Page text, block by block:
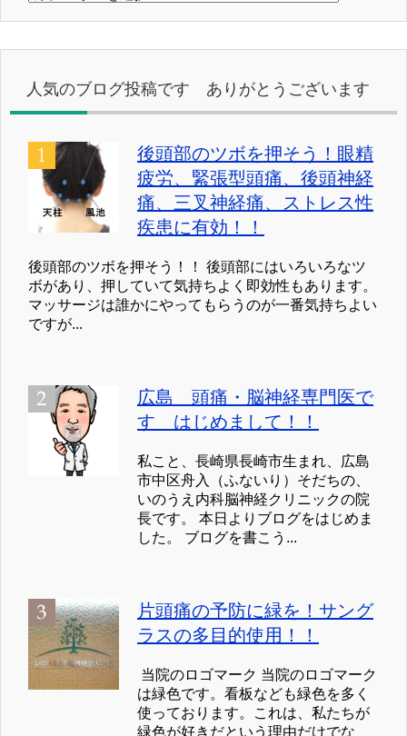
リ
人気のブログ投稿です ありがとうございます
後頭部のツボを押そう！眼精
疲労、緊張型頭痛、後頭神経
痛、三叉神経痛、ストレス性
疾患に有効！！
後頭部のツボを押そう！！ 後頭部にはいろいろなツ
ボがあり、押していて気持ちよく即効性もあります。
マッサージは誰かにやってもらうのが一番気持ちよい
ですが...
広島 頭痛・脳神経専門医で
す はじめまして！！
私こと、長崎県長崎市生まれ、広島
市中区舟入（ふないり）そだちの、
いのうえ内科脳神経クリニックの院
長です。 本日よりブログをはじめま
した。 ブログを書こう...
片頭痛の予防に緑を！サング
ラスの多目的使用！！
当院のロゴマーク 当院のロゴマーク
は緑色です。看板なども緑色を多く
使っております。これは、私たちが
緑色が好きだという理由だけでな